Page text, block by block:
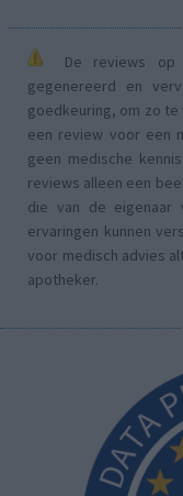
De reviews op
gegenereerd en
goedkeuring, om zo
een review voor een
geen medische
reviews alleen een
die van de eigenaar
ervaringen kunnen
voor medisch advies
apotheker.